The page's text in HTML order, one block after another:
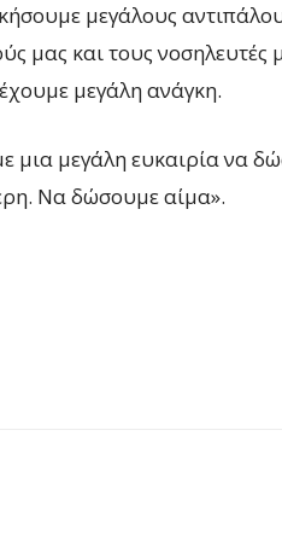
μεγάλους
μας και τους νοσηλευτές
μεγάλη ανάγκη.
μια μεγάλη ευκαιρία να
Να δώσουμε αίμα».